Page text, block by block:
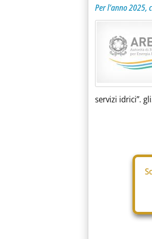
Per l’anno 2025,
servizi idrici”.